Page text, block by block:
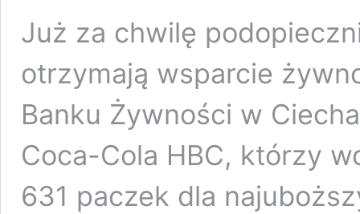
Już za chwilę
otrzymają wsparcie
Banku Żywności w
Coca-Cola HBC, którzy
631 paczek dla